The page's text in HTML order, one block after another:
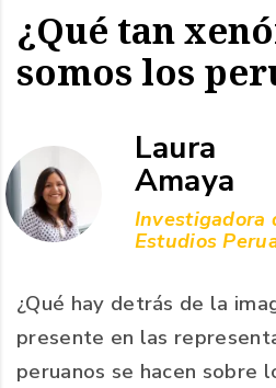
¿Qué tan
somos los
Laura
Amaya
Investigadora
Estudios
¿Qué hay detrás de la
presente en las
peruanos se hacen sobre